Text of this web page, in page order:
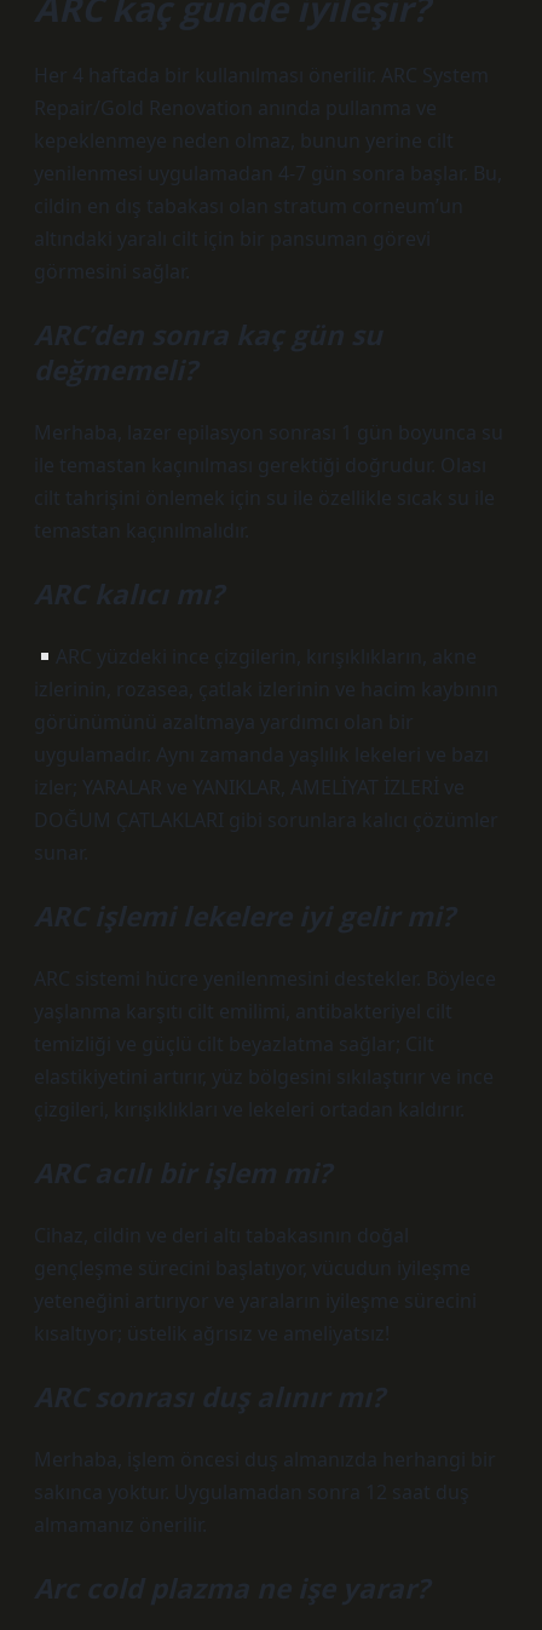
Her 4 haftada bir kullanılması önerilir. ARC System
Repair/Gold Renovation anında pullanma ve
kepeklenmeye neden olmaz, bunun yerine cilt
yenilenmesi uygulamadan 4-7 gün sonra başlar. Bu,
cildin en dış tabakası olan stratum corneum’un
altındaki yaralı cilt için bir pansuman görevi
görmesini sağlar.
ARC’den sonra kaç gün su
değmemeli?
Merhaba, lazer epilasyon sonrası 1 gün boyunca su
ile temastan kaçınılması gerektiği doğrudur. Olası
cilt tahrişini önlemek için su ile özellikle sıcak su ile
temastan kaçınılmalıdır.
ARC kalıcı mı?
ARC yüzdeki ince çizgilerin, kırışıklıkların, akne
izlerinin, rozasea, çatlak izlerinin ve hacim kaybının
görünümünü azaltmaya yardımcı olan bir
uygulamadır. Aynı zamanda yaşlılık lekeleri ve bazı
izler; YARALAR ve YANIKLAR, AMELİYAT İZLERİ ve
DOĞUM ÇATLAKLARI gibi sorunlara kalıcı çözümler
sunar.
ARC işlemi lekelere iyi gelir mi?
ARC sistemi hücre yenilenmesini destekler. Böylece
yaşlanma karşıtı cilt emilimi, antibakteriyel cilt
temizliği ve güçlü cilt beyazlatma sağlar; Cilt
elastikiyetini artırır, yüz bölgesini sıkılaştırır ve ince
çizgileri, kırışıklıkları ve lekeleri ortadan kaldırır.
ARC acılı bir işlem mi?
Cihaz, cildin ve deri altı tabakasının doğal
gençleşme sürecini başlatıyor, vücudun iyileşme
yeteneğini artırıyor ve yaraların iyileşme sürecini
kısaltıyor; üstelik ağrısız ve ameliyatsız!
ARC sonrası duş alınır mı?
Merhaba, işlem öncesi duş almanızda herhangi bir
sakınca yoktur. Uygulamadan sonra 12 saat duş
almamanız önerilir.
Arc cold plazma ne işe yarar?